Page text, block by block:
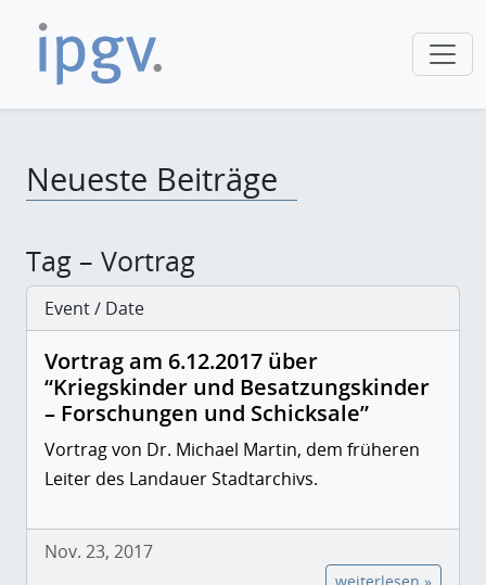
Neueste Beiträge
Tag – Vortrag
Event / Date
Vortrag am 6.12.2017 über
“Kriegskinder und Besatzungskinder
– Forschungen und Schicksale”
Vortrag von Dr. Michael Martin, dem früheren
Leiter des Landauer Stadtarchivs.
Nov. 23, 2017